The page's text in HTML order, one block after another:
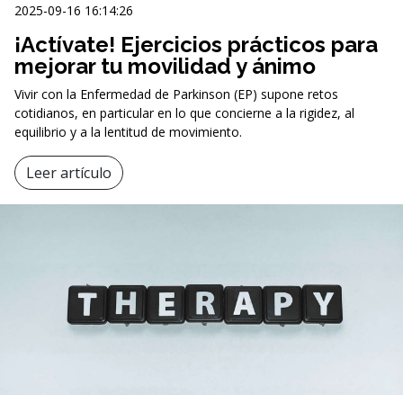
2025-09-16 16:14:26
¡Actívate! Ejercicios prácticos para
mejorar tu movilidad y ánimo
Vivir con la Enfermedad de Parkinson (EP) supone retos
cotidianos, en particular en lo que concierne a la rigidez, al
equilibrio y a la lentitud de movimiento.
Leer artículo